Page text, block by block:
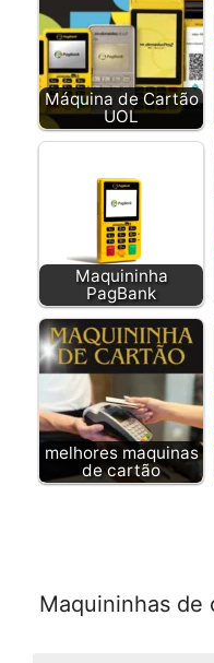
Máquina de Cartão
UOL
Maquininha
PagBank
melhores maquinas
de cartão
Maquininhas de